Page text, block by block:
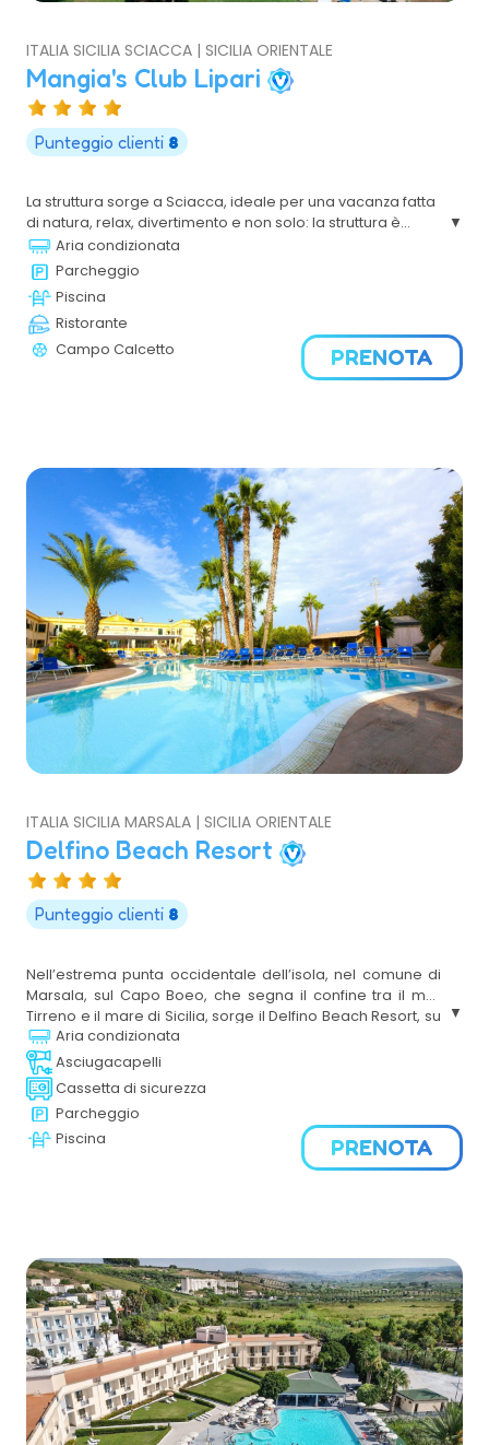
ITALIA SICILIA SCIACCA | SICILIA ORIENTALE
Mangia's Club Lipari
Punteggio clienti 8
La struttura sorge a Sciacca, ideale per una vacanza fatta
di natura, relax, divertimento e non solo: la struttura è
immersa nel verde, con piscine per adulti e bambini, una
piscina interna alimentata con acqua termale e una
spiaggia privata attrezzata con lettini e ombrelloni.
Aria condizionata
Parcheggio
Piscina
Ristorante
Campo Calcetto
PRENOTA
ITALIA SICILIA MARSALA | SICILIA ORIENTALE
Delfino Beach Resort
Punteggio clienti 8
Nell’estrema punta occidentale dell’isola, nel comune di
Marsala, sul Capo Boeo, che segna il confine tra il mar
Tirreno e il mare di Sicilia, sorge il Delfino Beach Resort, su
una spiaggia dorata tra le più belle della Sicilia. Il
trattamento di All Inclusive consentirà di godere appieno
della bellezza della struttura, tra giornate in spiaggia con
tutti i servizi a disposizione, appuntamenti gastronomici
che rimandano agli antichi sapori siciliani, tuffi nelle due
piscine, animazione eì attività sportive.
Aria condizionata
Asciugacapelli
Cassetta di sicurezza
Parcheggio
Piscina
PRENOTA